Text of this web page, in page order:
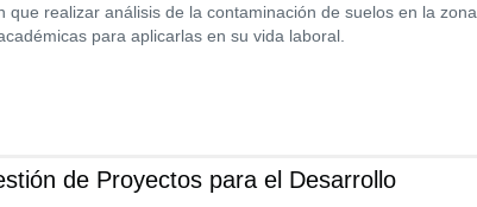
que realizar análisis de la contaminación de suelos en la zona
para aplicarlas en su vida laboral.
de Proyectos para el Desarrollo